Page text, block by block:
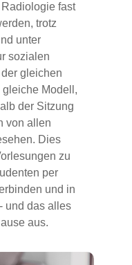
fast
trotz
unter
sozialen
gleichen
Modell,
der Sitzung
von allen
Dies
zu
per
und in
und das alles
aus.